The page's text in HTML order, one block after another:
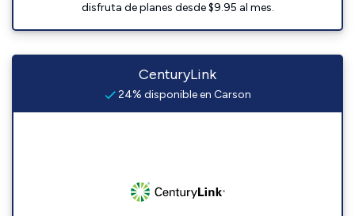
disfruta de planes desde $9.95 al mes.
CenturyLink
24% disponible en Carson